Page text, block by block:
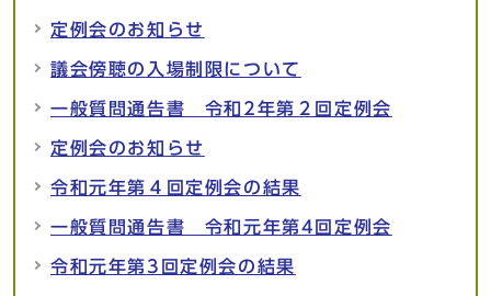
定例会のお知らせ
議会傍聴の入場制限について
一般質問通告書 令和2年第２回定例会
定例会のお知らせ
令和元年第４回定例会の結果
一般質問通告書 令和元年第4回定例会
令和元年第3回定例会の結果